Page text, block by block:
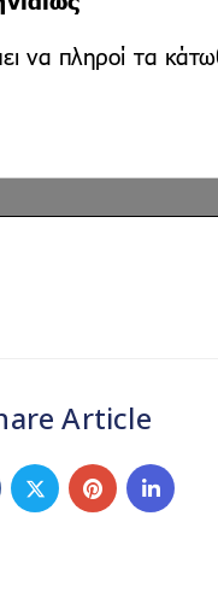
Article